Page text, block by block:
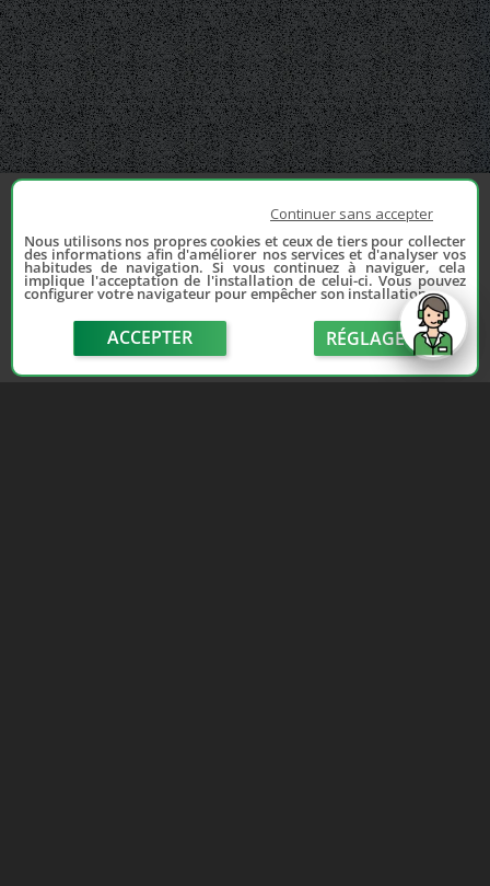
Continuer sans accepter
Nous utilisons nos propres cookies et ceux de tiers pour collecter
des informations afin d'améliorer nos services et d'analyser vos
habitudes de navigation. Si vous continuez à naviguer, cela
implique l'acceptation de l'installation de celui-ci. Vous pouvez
configurer votre navigateur pour empêcher son installation.
ACCEPTER RÉGLAGE